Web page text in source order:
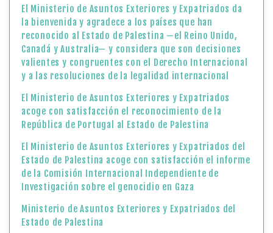
El Ministerio de Asuntos Exteriores y Expatriados da
la bienvenida y agradece a los países que han
reconocido al Estado de Palestina —el Reino Unido,
Canadá y Australia— y considera que son decisiones
valientes y congruentes con el Derecho Internacional
y a las resoluciones de la legalidad internacional
El Ministerio de Asuntos Exteriores y Expatriados
acoge con satisfacción el reconocimiento de la
República de Portugal al Estado de Palestina
El Ministerio de Asuntos Exteriores y Expatriados del
Estado de Palestina acoge con satisfacción el informe
de la Comisión Internacional Independiente de
Investigación sobre el genocidio en Gaza
Ministerio de Asuntos Exteriores y Expatriados del
Estado de Palestina